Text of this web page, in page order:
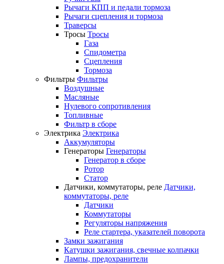
Рычаги КПП и педали тормоза
Рычаги сцепления и тормоза
Траверсы
Тросы Тросы
Газа
Спидометра
Сцепления
Тормоза
Фильтры Фильтры
Воздушные
Масляные
Нулевого сопротивления
Топливные
Фильтр в сборе
Электрика Электрика
Аккумуляторы
Генераторы Генераторы
Генератор в сборе
Ротор
Статор
Датчики, коммутаторы, реле Датчики,
коммутаторы, реле
Датчики
Коммутаторы
Регуляторы напряжения
Реле стартера, указателей поворота
Замки зажигания
Катушки зажигания, свечные колпачки
Лампы, предохранители